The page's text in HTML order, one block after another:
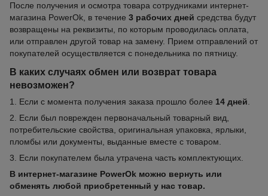
После получения и осмотра товара сотрудниками интернет-
магазина PowerOk, в течение 3 рабочих дней средства будут
возвращены на реквизиты, по которым проводилась оплата,
или отправлен другой товар на замену. Прием отправлений от
покупателей осуществляется с понедельника по пятницу.
В каких случаях обмен или возврат товара
невозможен?
1. Если с момента получения заказа прошло более 14 дней.
2. Если был поврежден первоначальный товарный вид,
потребительские свойства, оригинальная упаковка, ярлыки,
пломбы или документы, выданные вместе с товаром.
3. Если покупателем была утрачена часть комплектующих.
В интернет-магазине PowerOk можно вернуть или
обменять любой приобретенный у нас товар.